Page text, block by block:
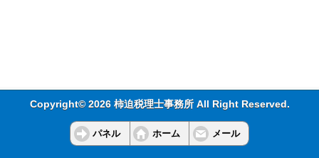
Copyright© 2026 柿迫税理士事務所 All Right Reserved.
パネル ホーム メール